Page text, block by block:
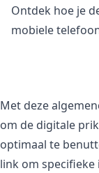
Ontdek hoe je
mobiele
Met deze
om de digitale
optimaal te
link om